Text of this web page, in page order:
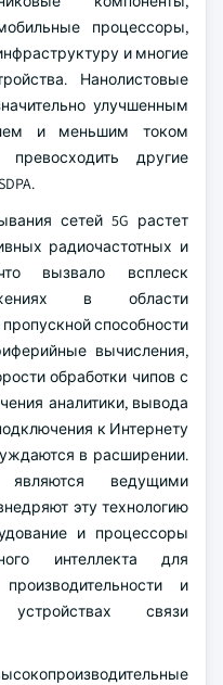
процессоры,
и многие
Нанолистовые
улучшенным
и меньшим током
другие
сетей 5G растет
радиочастотных и
вызвало всплеск
в области
способности
вычисления,
обработки чипов с
аналитики, вывода
к Интернету
в расширении.
ведущими
эту технологию
и процессоры
интеллекта для
и
связи